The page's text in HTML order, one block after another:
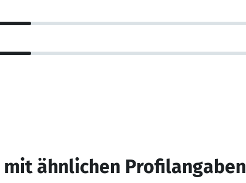
ähnlichen Profilangaben